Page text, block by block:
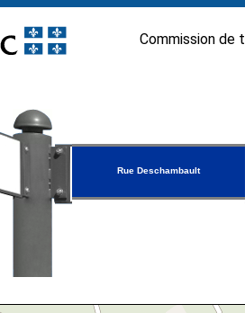
Commission de
Rue Deschambault